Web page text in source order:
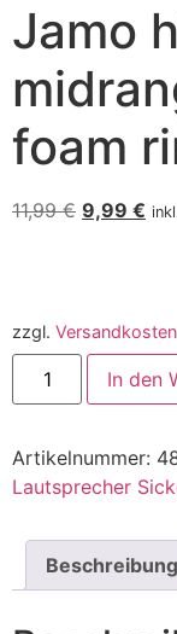
Jamo
foam
11,99€ 9,99 €
zzgl. Versandkosten
In den
Artikelnummer:
Lautsprecher
Beschreibung